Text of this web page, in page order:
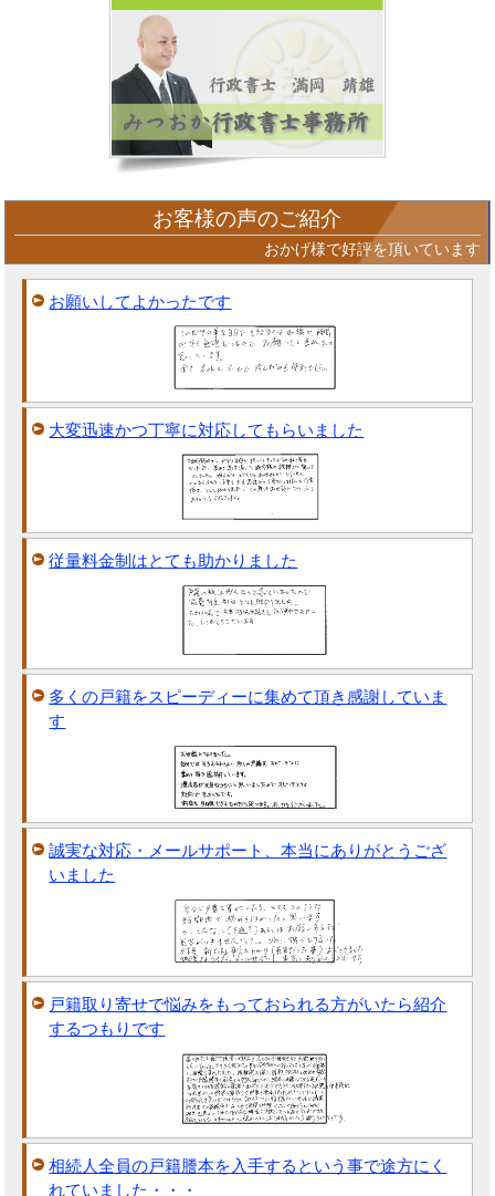
お客様の声のご紹介
おかげ様で好評を頂いています
お願いしてよかったです
大変迅速かつ丁寧に対応してもらいました
従量料金制はとても助かりました
多くの戸籍をスピーディーに集めて頂き感謝していま
す
誠実な対応・メールサポート、本当にありがとうござ
いました
戸籍取り寄せで悩みをもっておられる方がいたら紹介
するつもりです
相続人全員の戸籍謄本を入手するという事で途方にく
れていました・・・